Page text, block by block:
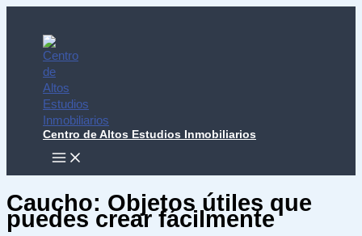
contenido
Centro de Altos Estudios Inmobiliarios
MAIN
MENU
Caucho: Objetos útiles que
puedes crear fácilmente